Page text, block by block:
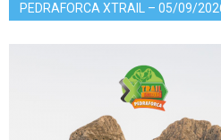
PEDRAFORCA XTRAIL – 05/09/